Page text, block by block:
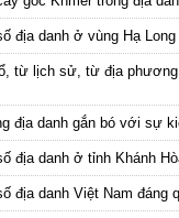
địa danh ở vùng Hạ Long
từ lịch sử, từ địa phương
địa danh gắn bó với sự
địa danh ở tỉnh Khánh
địa danh Việt Nam đáng